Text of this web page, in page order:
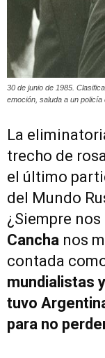
30 de junio de 1985.
emoción, saluda a un policía
La
trecho de
el último
del Mundo
¿Siempre
Cancha nos
contada
mundialistas
tuvo
para no